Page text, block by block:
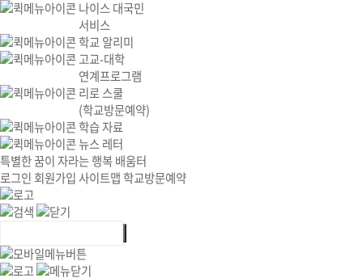
나이스 대국민
서비스
학교 알리미
고교-대학
연계프로그램
리로 스쿨
(학교방문예약)
학습 자료
뉴스 레터
특별한 꿈이 자라는 행복 배움터
로그인 회원가입사이트맵학교방문예약